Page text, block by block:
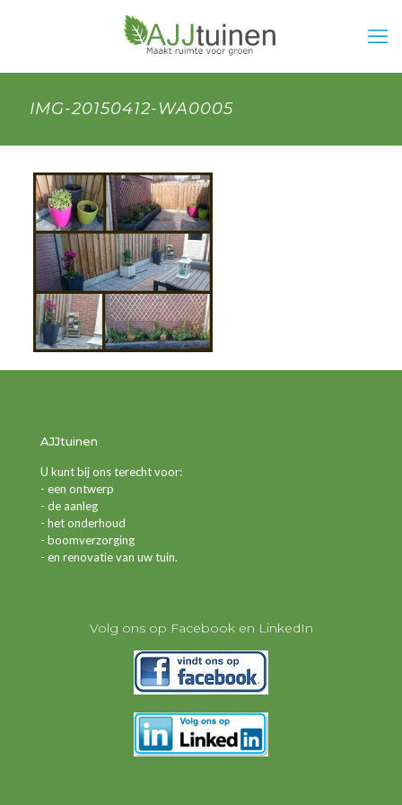
IMG-20150412-WA0005
AJJtuinen
U kunt bij ons terecht voor:
- een ontwerp
- de aanleg
- het onderhoud
- boomverzorging
- en renovatie van uw tuin.
Volg ons op Facebook en LinkedIn